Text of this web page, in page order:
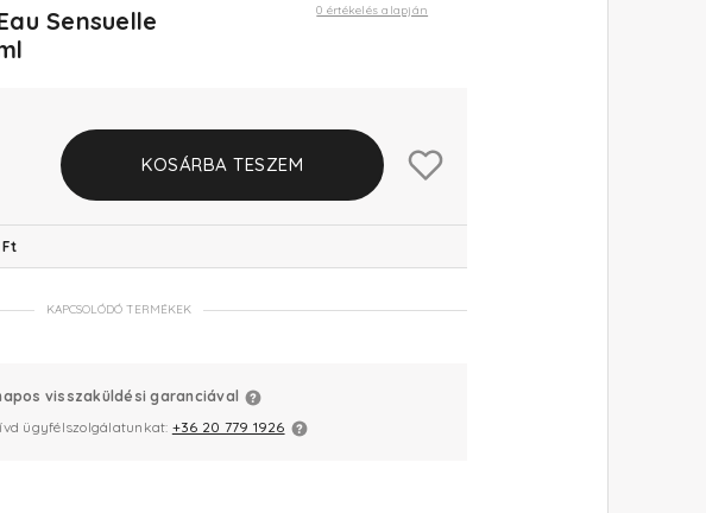
0 értékelés alapján
Sensuelle
KOSÁRBA TESZEM
KAPCSOLÓDÓ TERMÉKEK
visszaküldési garanciával
ügyfélszolgálatunkat: +36 20 779 1926